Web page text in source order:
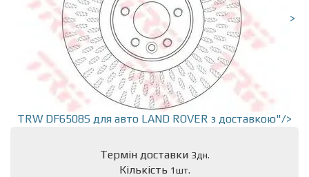
>
TRW DF6508S для авто LAND ROVER з доставкою"/>
Термін доставки 3дн.
Кількість 1шт.